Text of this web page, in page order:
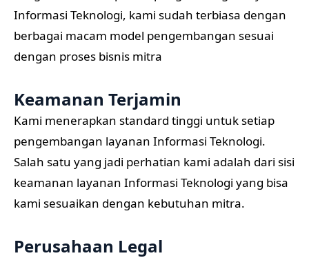
Informasi Teknologi, kami sudah terbiasa dengan
berbagai macam model pengembangan sesuai
dengan proses bisnis mitra
Keamanan Terjamin
Kami menerapkan standard tinggi untuk setiap
pengembangan layanan Informasi Teknologi.
Salah satu yang jadi perhatian kami adalah dari sisi
keamanan layanan Informasi Teknologi yang bisa
kami sesuaikan dengan kebutuhan mitra.
Perusahaan Legal